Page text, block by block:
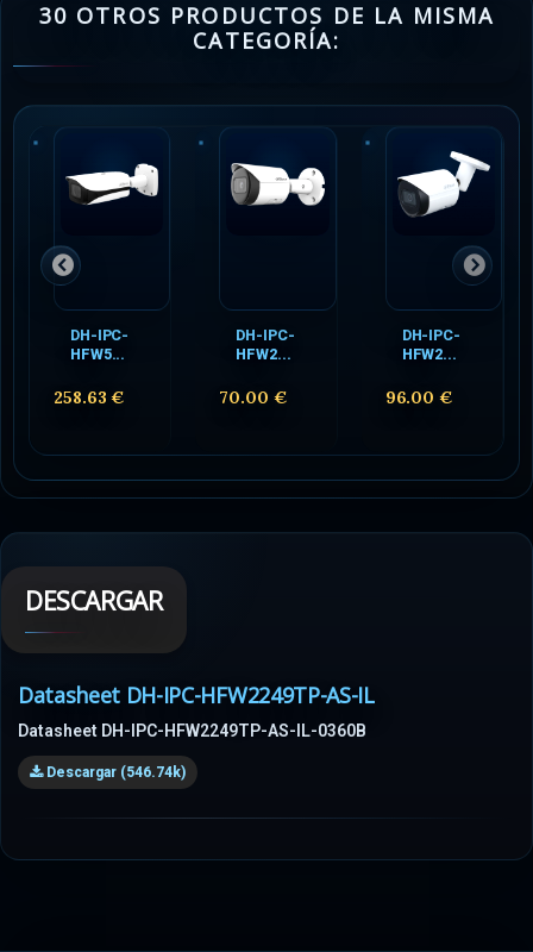
30 OTROS PRODUCTOS DE LA MISMA
CATEGORÍA:
DH-IPC-
HFW5...
258.63 €
DH-IPC-
HFW2...
70.00 €
DH-IPC-
HFW2...
96.00 €
DESCARGAR
Datasheet DH-IPC-HFW2249TP-AS-IL
Datasheet DH-IPC-HFW2249TP-AS-IL-0360B
Descargar (546.74k)